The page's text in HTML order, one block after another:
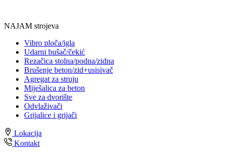
NAJAM strojeva
Vibro ploča/igla
Udarni bušač/čekić
Rezačica stolna/podna/zidna
Brušenje beton/zid+usisivač
Agregat za struju
Miješalica za beton
Sve za dvorište
Odvlaživači
Grijalice i grijači
Lokacija
Kontakt